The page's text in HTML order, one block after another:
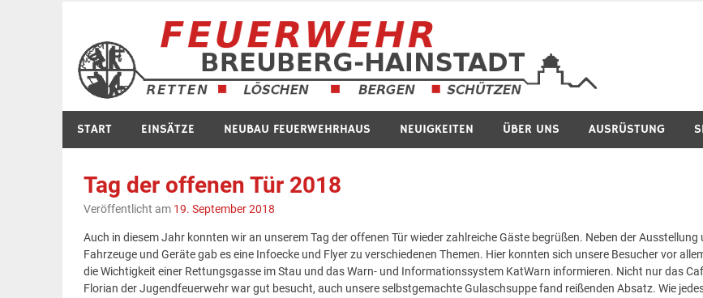
springen
START EINSÄTZE NEUBAU FEUERWEHRHAUS NEUIGKEITEN ÜBER UNS AUSRÜSTUNG
Tag der offenen Tür 2018
Veröffentlicht am 19. September 2018
Auch in diesem Jahr konnten wir an unserem Tag der offenen Tür wieder zahlreiche Gäste begrüßen. Neben der Ausstellung
Fahrzeuge und Geräte gab es eine Infoecke und Flyer zu verschiedenen Themen. Hier konnten sich unsere Besucher vor
die Wichtigkeit einer Rettungsgasse im Stau und das Warn- und Informationssystem KatWarn informieren. Nicht nur das
Florian der Jugendfeuerwehr war gut besucht, auch unsere selbstgemachte Gulaschsuppe fand reißenden Absatz. Wie